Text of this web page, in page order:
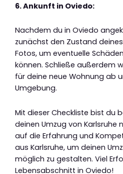
6. Ankunft in Oviedo:
Nachdem du in Oviedo
zunächst den Zustand
Fotos, um eventuelle
können. Schließe außerdem
für deine neue Wohnung ab
Umgebung.
Mit dieser Checkliste bist du
deinen Umzug von Karlsruhe
auf die Erfahrung und
aus Karlsruhe, um deinen
möglich zu gestalten. Viel
Lebensabschnitt in Oviedo!